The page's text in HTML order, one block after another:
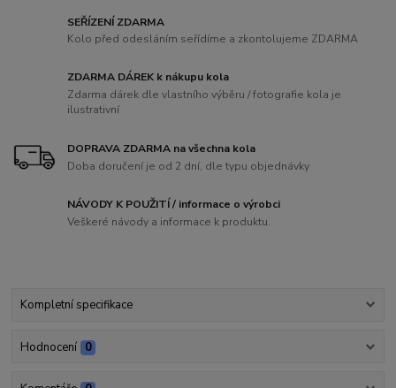
SEŘÍZENÍ ZDARMA
Kolo před odesláním seřídíme a zkontolujeme ZDARMA
ZDARMA DÁREK k nákupu kola
Zdarma dárek dle vlastního výběru / fotografie kola je
ilustrativní
DOPRAVA ZDARMA na všechna kola
Doba doručení je od 2 dní, dle typu objednávky
NÁVODY K POUŽITÍ / informace o výrobci
Veškeré návody a informace k produktu.
Kompletní specifikace
Hodnocení 0